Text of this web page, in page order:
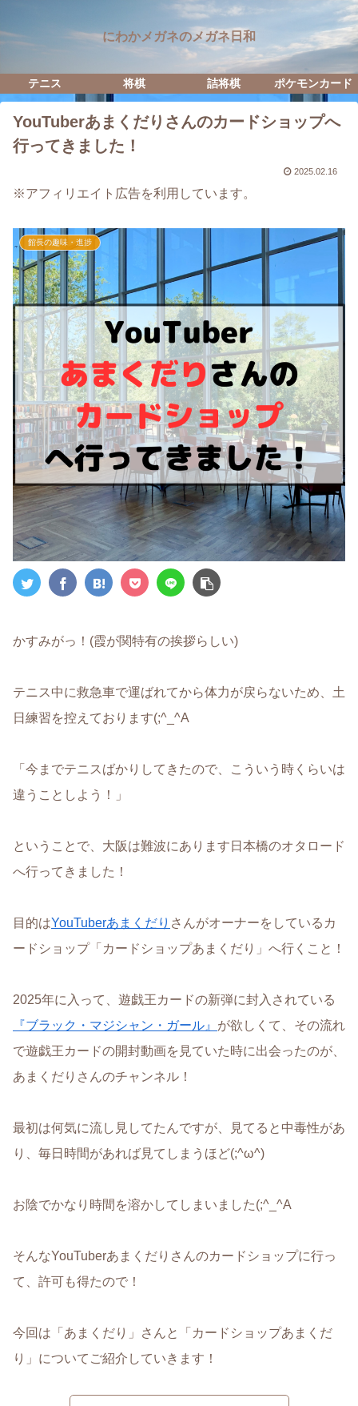
にわかメガネのメガネ日和
テニス 将棋 詰将棋 ポケモンカード
YouTuberあまくだりさんのカードショップへ
行ってきました！
2025.02.16
※アフィリエイト広告を利用しています。
館長の趣味・進捗
かすみがっ！(霞が関特有の挨拶らしい)
テニス中に救急車で運ばれてから体力が戻らないため、土
日練習を控えております(;^_^A
「今までテニスばかりしてきたので、こういう時くらいは
違うことしよう！」
ということで、大阪は難波にあります日本橋のオタロード
へ行ってきました！
目的はYouTuberあまくだり さんがオーナーをしているカ
ードショップ「カードショップあまくだり」へ行くこと！
2025年に入って、遊戯王カードの新弾に封入されている
『ブラック・マジシャン・ガール』 が欲しくて、その流れ
で遊戯王カードの開封動画を見ていた時に出会ったのが、
あまくだりさんのチャンネル！
最初は何気に流し見してたんですが、見てると中毒性があ
り、毎日時間があれば見てしまうほど(;^ω^)
お陰でかなり時間を溶かしてしまいました(;^_^A
そんなYouTuberあまくだりさんのカードショップに行っ
て、許可も得たので！
今回は「あまくだり」さんと「カードショップあまくだ
り」についてご紹介していきます！